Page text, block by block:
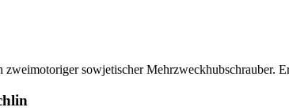
zweimotoriger sowjetischer Mehrzweckhubschrauber.